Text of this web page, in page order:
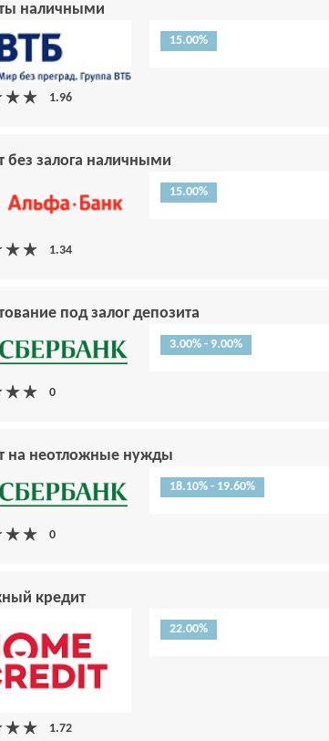
наличными
15.00%
без залога наличными
15.00%
под залог депозита
3.00% - 9.00%
на неотложные нужды
18.10% - 19.60%
кредит
22.00%